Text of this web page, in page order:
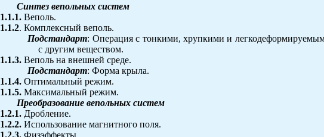
Синтез вепольных систем
1.1.1. Веполь.
1.1.2. Комплексный веполь.
Подстандарт: Операция с тонкими, хрупкими и
с другим веществом.
1.1.3. Веполь на внешней среде.
Подстандарт: Форма крыла.
1.1.4. Оптимальный режим.
1.1.5. Максимальный режим.
Преобразование вепольных систем
1.2.1. Дробление.
1.2.2. Использование магнитного поля.
1.2.3. Физэффекты.